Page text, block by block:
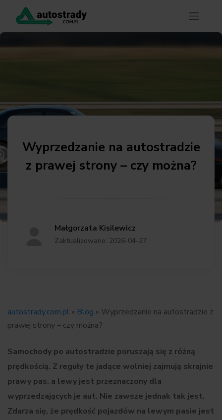
Wyprzedzanie na autostradzie
z prawej strony – czy można?
Małgorzata Kisilewicz
Zaktualizowano: 2026-04-27
autostrady.com.pl » Blog » Wyprzedzanie na autostradzie z
prawej strony – czy można?
Samochody po autostradzie poruszają się z różną
prędkością. Z reguły te jadące wolniej zajmują skrajnie
prawy pas, a lewy jest przeznaczony dla
wyprzedzających je aut. Nie zawsze jednak tak jest.
Zdarza się, że prędkość pojazdów na lewym pasie jest